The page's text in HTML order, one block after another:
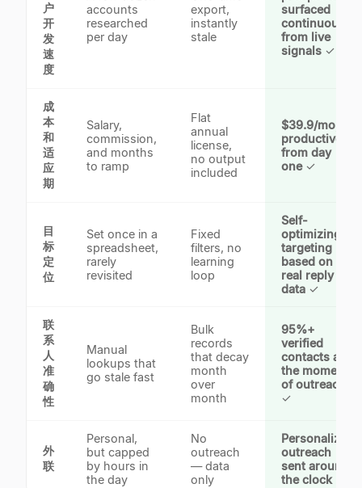
户
开
发
速
度
accounts
researched
per day
export,
instantly
stale
surfaced
continuously
from live
signals ✓
成
本
和
适
应
期
Salary,
commission,
and months
to ramp
Flat
annual
license,
no output
included
$39.9/mo,
productive
from day
one✓
目
标
定
位
Set once in a
spreadsheet,
rarely
revisited
Fixed
filters, no
learning
loop
Self-
optimizing
targeting
based on
real reply
data ✓
联
系
人
准
确
性
Manual
lookups that
go stale fast
Bulk
records
that decay
month
over
month
95%+
verified
contacts at
the moment
of outreach
✓
外
联
Personal,
but capped
by hours in
the day
No
outreach
— data
only
Personalized
outreach
sent around
the clock✓